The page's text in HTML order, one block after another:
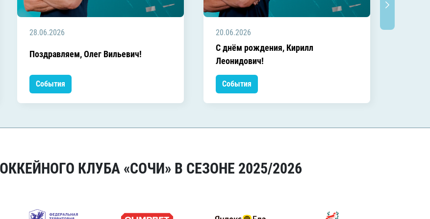
28.06.2026
Поздравляем, Олег Вильевич!
События
20.06.2026
C днём рождения, Кирилл
Леонидович!
События
КЛУБА «СОЧИ» В СЕЗОНЕ 2025/2026